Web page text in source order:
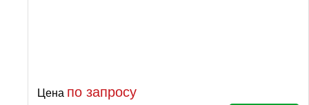
Цена по запросу